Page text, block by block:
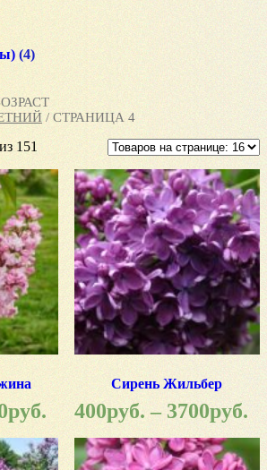
/ СТРАНИЦА 4
151
руб.
Сирень Жильбер
400руб. –3700руб.
(4)